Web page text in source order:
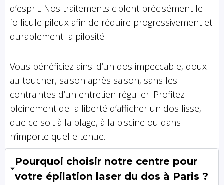
d’esprit. Nos traitements ciblent précisément le
follicule pileux afin de réduire progressivement et
durablement la pilosité.
Vous bénéficiez ainsi d’un dos impeccable, doux
au toucher, saison après saison, sans les
contraintes d’un entretien régulier. Profitez
pleinement de la liberté d’afficher un dos lisse,
que ce soit à la plage, à la piscine ou dans
n’importe quelle tenue.
Pourquoi choisir notre centre pour
votre épilation laser du dos à Paris ?